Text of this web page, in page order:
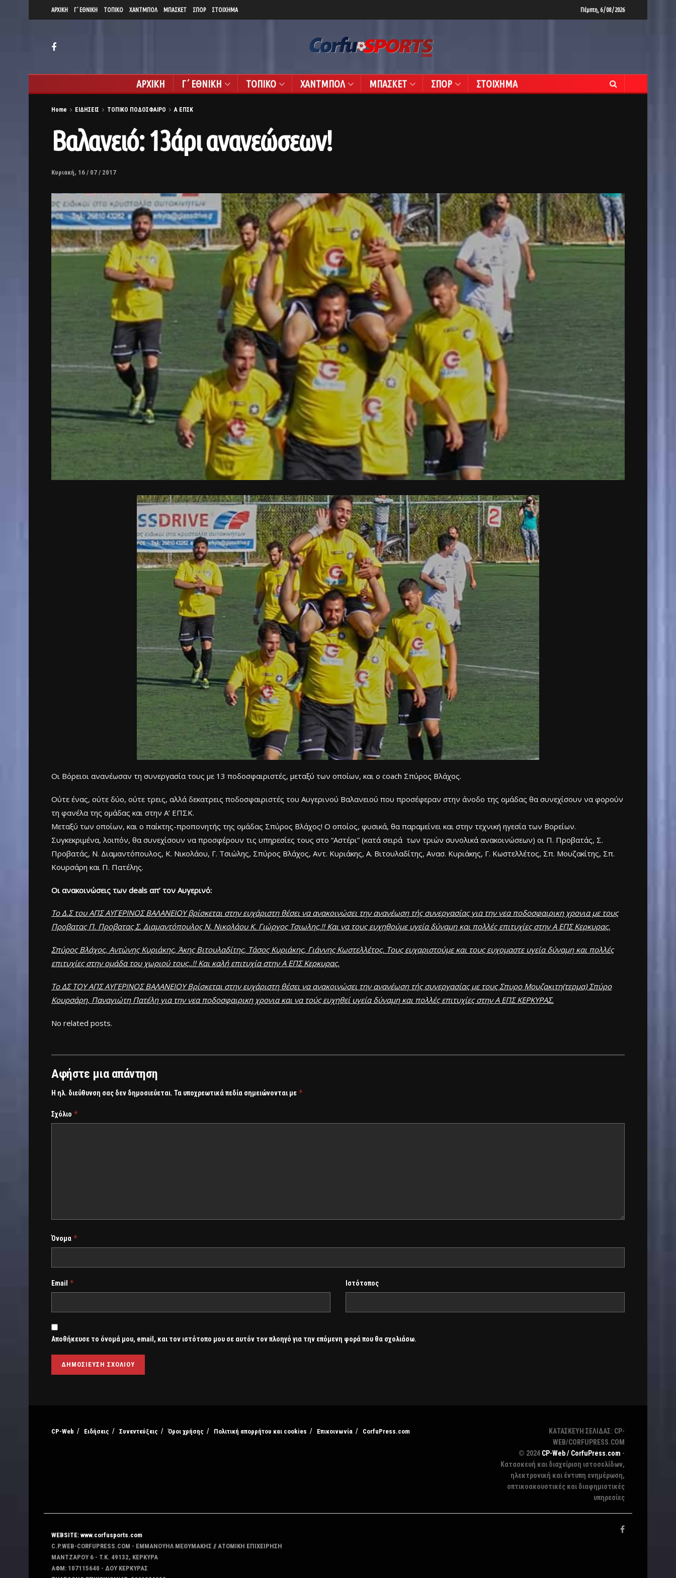
ΑΡΧΙΚΗ Γ΄ ΕΘΝΙΚΗ ΤΟΠΙΚΟ ΧΑΝΤΜΠΟΛ ΜΠΑΣΚΕΤ ΣΠΟΡ ΣΤΟΙΧΗΜΑ Πέμπτη, 6 / 08 / 2026
ΑΡΧΙΚΗ Γ΄ ΕΘΝΙΚΗ ΤΟΠΙΚΟ ΧΑΝΤΜΠΟΛ ΜΠΑΣΚΕΤ ΣΠΟΡ ΣΤΟΙΧΗΜΑ
Home ΕΙΔΗΣΕΙΣ ΤΟΠΙΚΟ ΠΟΔΟΣΦΑΙΡΟ Α ΕΠΣΚ
Βαλανειό: 13άρι ανανεώσεων!
Κυριακή, 16 / 07 / 2017
Οι Βόρειοι ανανέωσαν τη συνεργασία τους με 13 ποδοσφαιριστές, μεταξύ των οποίων, και ο coach Σπύρος Βλάχος.
Ούτε ένας, ούτε δύο, ούτε τρεις, αλλά δεκατρεις ποδοσφαιριστές του Αυγερινού Βαλανειού που προσέφεραν στην άνοδο της ομάδας θα συνεχίσουν να φορούν
τη φανέλα της ομάδας και στην Α’ ΕΠΣΚ.
Μεταξύ των οποίων, και ο παίκτης-προπονητής της ομάδας Σπύρος Βλάχος! Ο οποίος, φυσικά, θα παραμείνει και στην τεχνική ηγεσία των Βορείων.
Συγκεκριμένα, λοιπόν, θα συνεχίσουν να προσφέρουν τις υπηρεσίες τους στο “Αστέρι” (κατά σειρά των τριών συνολικά ανακοινώσεων) οι Π. Προβατάς, Σ.
Προβατάς, Ν. Διαμαντόπουλος, Κ. Νικολάου, Γ. Τσιώλης, Σπύρος Βλάχος, Αντ. Κυριάκης, Α. Βιτουλαδίτης, Ανασ. Κυριάκης, Γ. Κωστελλέτος, Σπ. Μουζακίτης, Σπ.
Κουρσάρη και Π. Πατέλης.
Οι ανακοινώσεις των deals απ’ τον Αυγερινό:
Το Δ.Σ του ΑΠΣ ΑΥΓΕΡΙΝΟΣ ΒΑΛΑΝΕΙΟΥ βρίσκεται στην ευχάριστη θέσει να ανακοινώσει την ανανέωση τής συνεργασίας για την νεα ποδοσφαιρικη χρονια με τους
Προβατας Π. Προβατας Σ. Διαμαντόπουλος Ν. Νικολάου Κ. Γιώργος Τσιωλης.!! Και να τους ευχηθούμε υγεία δύναμη και πολλές επιτυχίες στην Α ΕΠΣ Κερκυρας.
Σπύρος Βλάχος, Αντώνης Κυριάκης, Άκης Βιτουλαδίτης, Τάσος Κυριάκης, Γιάννης Κωστελλέτος. Τους ευχαριστούμε και τους ευχομαστε υγεία δύναμη και πολλές
επιτυχίες στην ομάδα του χωριού τους..!! Και καλή επιτυχία στην Α ΕΠΣ Κερκυρας.
Το ΔΣ ΤΟΥ ΑΠΣ ΑΥΓΕΡΙΝΟΣ ΒΑΛΑΝΕΙΟΥ Βρίσκεται στην ευχάριστη θέσει να ανακοινώσει την ανανέωση τής συνεργασίας με τους Σπυρο Μουζακιτη(τερμα) Σπύρο
Κουρσάρη, Παναγιώτη Πατέλη για την νεα ποδοσφαιρικη χρονια και να τούς ευχηθεί υγεία δύναμη και πολλές επιτυχίες στην Α ΕΠΣ ΚΕΡΚΥΡΑΣ.
No related posts.
Αφήστε μια απάντηση
Η ηλ. διεύθυνση σας δεν δημοσιεύεται. Τα υποχρεωτικά πεδία σημειώνονται με *
Σχόλιο *
Όνομα *
Email * Ιστότοπος
Αποθήκευσε το όνομά μου, email, και τον ιστότοπο μου σε αυτόν τον πλοηγό για την επόμενη φορά που θα σχολιάσω.
CP-Web Ειδήσεις Συνεντεύξεις Όροι χρήσης Πολιτική απορρήτου και cookies Επικοινωνία CorfuPress.com
ΚΑΤΑΣΚΕΥΗ ΣΕΛΙΔΑΣ: CP-
WEB/CORFUPRESS.COM
© 2024 CP-Web / CorfuPress.com -
Κατασκευή και διαχείριση ιστοσελίδων,
ηλεκτρονική και έντυπη ενημέρωση,
οπτικοακουστικές και διαφημιστικές
υπηρεσίες
WEBSITE: www.corfusports.com
C.P.WEB-CORFUPRESS.COM - ΕΜΜΑΝΟΥΗΛ ΜΕΘΥΜΑΚΗΣ // ΑΤΟΜΙΚΗ ΕΠΙΧΕΙΡΗΣΗ
MANTZAΡΟΥ 6 - T.K. 49132, ΚΕΡΚΥΡΑ
ΑΦΜ: 107115640 - ΔΟΥ ΚΕΡΚΥΡΑΣ